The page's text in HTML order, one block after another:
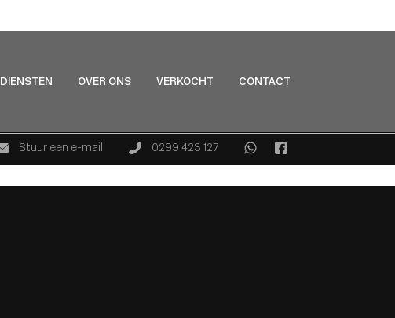
Stuur een e-mail 0299 423 127
DIENSTEN OVER ONS VERKOCHT CONTACT